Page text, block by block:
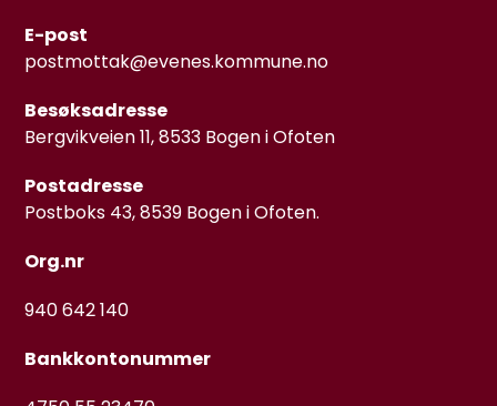
E-post
postmottak@evenes.kommune.no
Besøksadresse
Bergvikveien 11, 8533 Bogen i Ofoten
Postadresse
Postboks 43, 8539 Bogen i Ofoten.
Org.nr
940 642 140
Bankkontonummer